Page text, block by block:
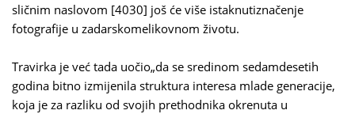
sličnim naslovom [4030] još će više istaknutiznačenje
fotografije u zadarskomelikovnom životu.
Travirka je već tada uočio„da se sredinom sedamdesetih
godina bitno izmijenila struktura interesa mlade generacije,
koja je za razliku od svojih prethodnika okrenuta u